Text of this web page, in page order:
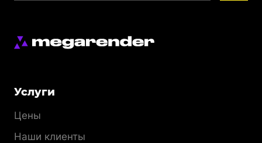
Меню
Услуги
Цены
Наши клиенты